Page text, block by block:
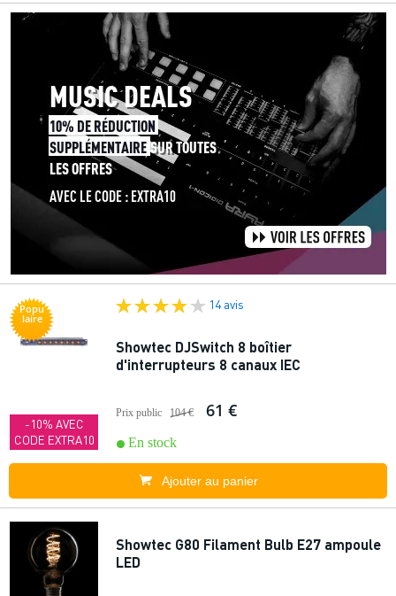
Popu
laire
-10% AVEC
CODE EXTRA10
14 avis
Showtec DJSwitch 8 boîtier
d'interrupteurs 8 canaux IEC
Prix public 104 € 61 €
En stock
Ajouter au panier
Showtec G80 Filament Bulb E27 ampoule
LED